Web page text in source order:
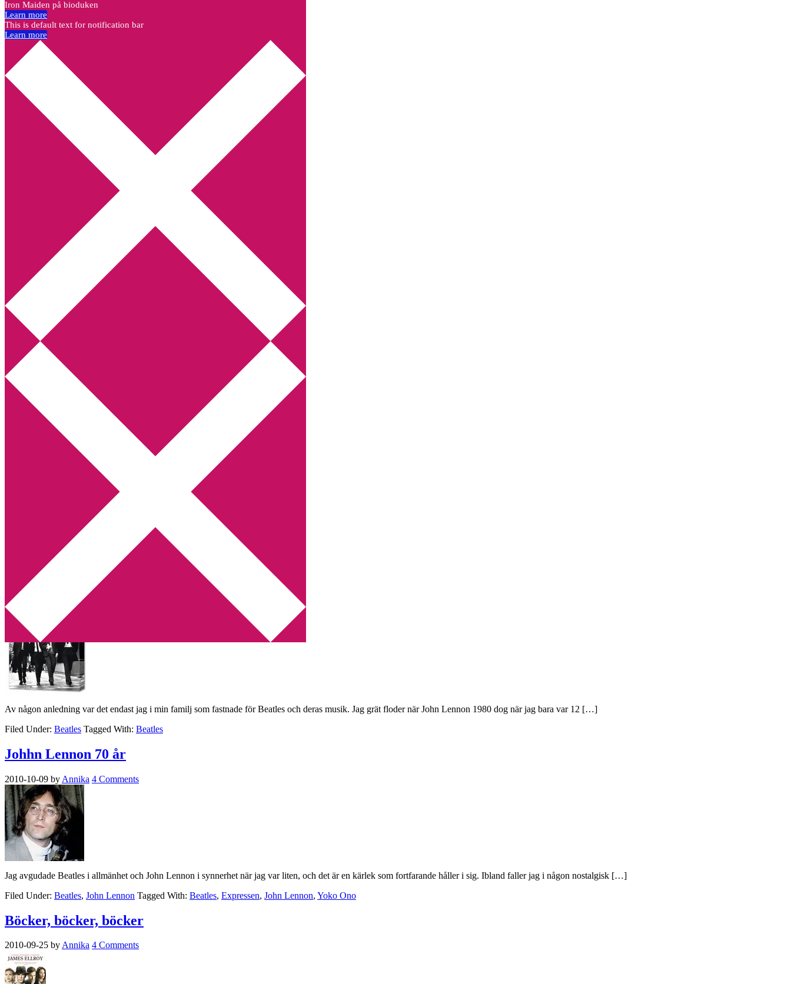
Annikas litteratur- och kulturblogg
Deckare, kriminalromaner, thrillers
Hem
Boktolva
Författarfemman
Kontakt
Webbshop Amazon
Utskriftscentralen
Min tv-blogg
You are here:Home Archives for Beatles
Beatles i mitt hjärta
2011-06-28 Annika
Av någon anledning var det endast jag i min familj som fastnade för Beatles och deras musik. Jag grät floder när John Lennon 1980 dog när jag bara var 12 […]
Filed Under: Beatles Tagged With: Beatles
Johhn Lennon 70 år
2010-10-09 by Annika 4 Comments
Jag avgudade Beatles i allmänhet och John Lennon i synnerhet när jag var liten, och det är en kärlek som fortfarande håller i sig. Ibland faller jag i någon nostalgisk […]
Filed Under: Beatles, John Lennon Tagged With: Beatles, Expressen, John Lennon, Yoko Ono
Böcker, böcker, böcker
2010-09-25 byAnnika 4 Comments
Iron Maiden på bioduken
Learn more
This is default text for notification bar
Learn more